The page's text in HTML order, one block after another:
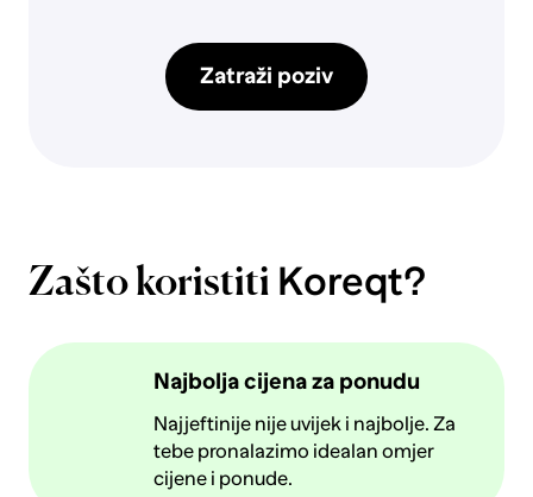
Zatraži poziv
Zašto koristiti Koreqt?
Najbolja cijena za ponudu
Najjeftinije nije uvijek i najbolje. Za
tebe pronalazimo idealan omjer
cijene i ponude.